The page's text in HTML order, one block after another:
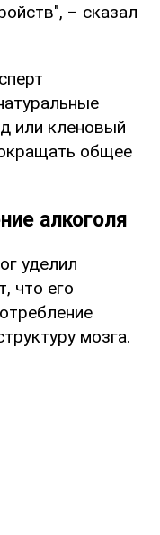
– сказал
или кленовый
общее
алкоголя
уделил
что его
мозга.